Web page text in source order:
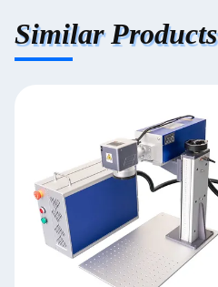
Similar Products